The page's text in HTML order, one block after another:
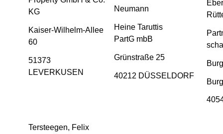
KG
Kaiser-Wilhelm-Allee
60
51373
LEVERKUSEN
Neumann
Heine Taruttis
PartG mbB
Grünstraße 25
40212 DÜSSELDORF
Tersteegen, Felix